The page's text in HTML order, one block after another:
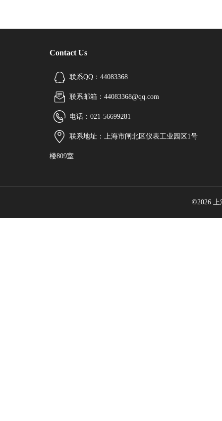
Contact Us
联系QQ：44083368
联系邮箱：44083368@qq.com
电话：021-56699281
联系地址：上海市闸北区仪表工业园区1号
楼809室
©2026